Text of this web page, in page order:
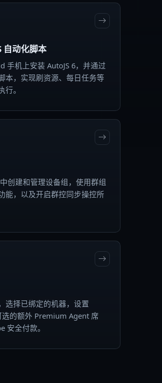
自动化脚本
手机上安装 AutoJS 6，并通过
本，实现刷资源、每日任务等
。
创建和管理设备组，使用群组
能，以及开启群控同步操控所
选择已绑定的机器，设置
的额外 Premium Agent 席
安全付款。